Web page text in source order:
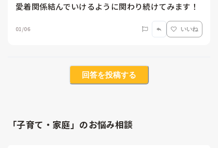
愛着関係結んでいけるように関わり続けてみます！
01/06 いいね
回答を投稿する
「子育て・家庭」のお悩み相談